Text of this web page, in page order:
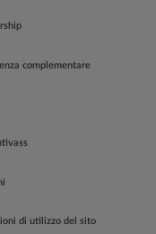
complementare
di utilizzo del sito